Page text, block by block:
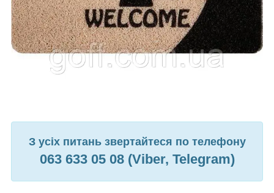
З усіх питань звертайтеся по телефону
063 633 05 08 (Viber, Telegram)